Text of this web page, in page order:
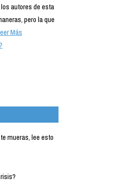
autores de esta
pero la que
Más
mueras, lee esto